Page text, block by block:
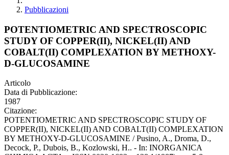
Pubblicazioni
POTENTIOMETRIC AND SPECTROSCOPIC
STUDY OF COPPER(II), NICKEL(II) AND
COBALT(II) COMPLEXATION BY METHOXY-
D-GLUCOSAMINE
Articolo
Data di Pubblicazione:
1987
Citazione:
POTENTIOMETRIC AND SPECTROSCOPIC STUDY OF
COPPER(II), NICKEL(II) AND COBALT(II) COMPLEXATION
BY METHOXY-D-GLUCOSAMINE / Pusino, A., Droma, D.,
Decock, P., Dubois, B., Kozlowski, H.. - In: INORGANICA